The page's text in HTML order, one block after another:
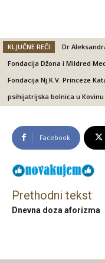
KLJUČNE REČI Dr
Fondacija Džona i Mildred
Fondacija Nj.K.V. Princeze
psihijatrijska bolnica u Kovinu
Facebook
Prethodni tekst
Dnevna doza aforizma